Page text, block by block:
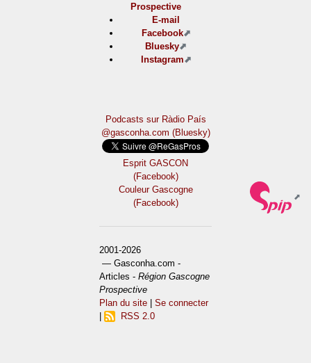
Prospective
E-mail
Facebook
Bluesky
Instagram
Podcasts sur Ràdio País
@gasconha.com (Bluesky)
Esprit GASCON
(Facebook)
Couleur Gascogne
(Facebook)
2001-2026
— Gasconha.com -
Articles -Région Gascogne
Prospective
Plan du site |Se connecter
RSS 2.0